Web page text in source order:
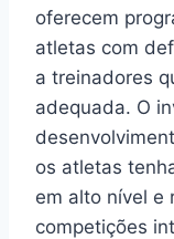
oferecem
atletas com
a treinadores
adequada. O
os atletas
em alto nível e
competições